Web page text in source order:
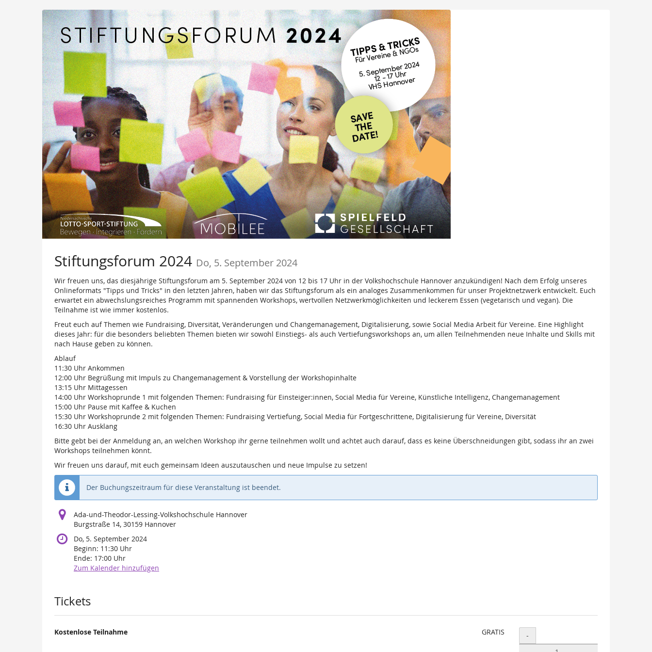
Stiftungsforum 2024 Do, 5. September 2024
Wir freuen uns, das diesjährige Stiftungsforum am 5. September 2024 von 12 bis 17 Uhr in der Volkshochschule Hannover anzukündigen! Nach dem Erfolg unseres
Onlineformats "Tipps und Tricks" in den letzten Jahren, haben wir das Stiftungsforum als ein analoges Zusammenkommen für unser Projektnetzwerk entwickelt. Euch
erwartet ein abwechslungsreiches Programm mit spannenden Workshops, wertvollen Netzwerkmöglichkeiten und leckerem Essen (vegetarisch und vegan). Die
Teilnahme ist wie immer kostenlos.
Freut euch auf Themen wie Fundraising, Diversität, Veränderungen und Changemanagement, Digitalisierung, sowie Social Media Arbeit für Vereine. Eine Highlight
dieses Jahr: für die besonders beliebten Themen bieten wir sowohl Einstiegs- als auch Vertiefungsworkshops an, um allen Teilnehmenden neue Inhalte und Skills mit
nach Hause geben zu können.
Ablauf
11:30 Uhr Ankommen
12:00 Uhr Begrüßung mit Impuls zu Changemanagement & Vorstellung der Workshopinhalte
13:15 Uhr Mittagessen
14:00 Uhr Workshoprunde 1 mit folgenden Themen: Fundraising für Einsteiger:innen, Social Media für Vereine, Künstliche Intelligenz, Changemanagement
15:00 Uhr Pause mit Kaffee & Kuchen
15:30 Uhr Workshoprunde 2 mit folgenden Themen: Fundraising Vertiefung, Social Media für Fortgeschrittene, Digitalisierung für Vereine, Diversität
16:30 Uhr Ausklang
Bitte gebt bei der Anmeldung an, an welchen Workshop ihr gerne teilnehmen wollt und achtet auch darauf, dass es keine Überschneidungen gibt, sodass ihr an zwei
Workshops teilnehmen könnt.
Wir freuen uns darauf, mit euch gemeinsam Ideen auszutauschen und neue Impulse zu setzen!
Der Buchungszeitraum für diese Veranstaltung ist beendet.
Ada-und-Theodor-Lessing-Volkshochschule Hannover
Burgstraße 14, 30159 Hannover
Do, 5. September 2024
Beginn: 11:30 Uhr
Ende: 17:00 Uhr
Zum Kalender hinzufügen
Produkte
Tickets
Kostenlose Teilnahme GRATIS Menge
-